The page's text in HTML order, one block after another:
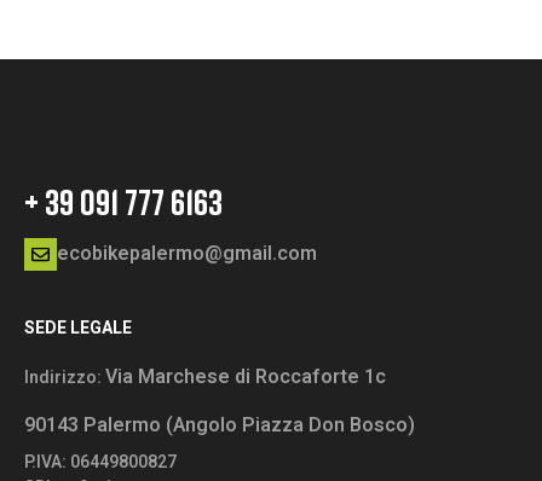
+ 39 091 777 6163
ecobikepalermo@gmail.com
SEDE LEGALE
Indirizzo:Via Marchese di Roccaforte 1c
90143 Palermo (Angolo Piazza Don Bosco)
P.IVA: 06449800827